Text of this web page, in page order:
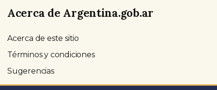
Acerca de Argentina.gob.ar
Acerca de este sitio
Términos y condiciones
Sugerencias